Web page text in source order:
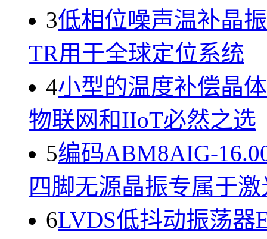
3低相位噪声温补晶
TR用于全球定位系统
4小型的温度补偿晶
物联网和IIoT必然之选
5编码ABM8AIG-
四脚无源晶振专属于
6LVDS低抖动振荡器